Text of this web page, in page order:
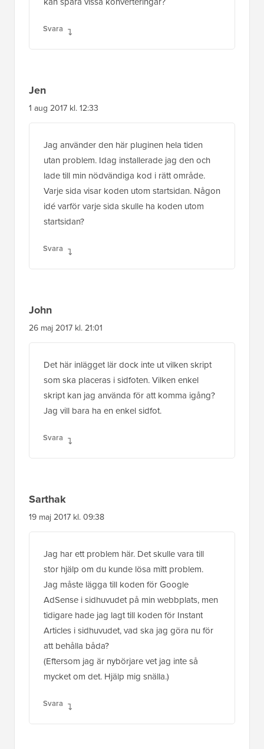
Svara
Jen
1 aug 2017 kl. 12:33
Jag använder den här pluginen hela tiden
utan problem. Idag installerade jag den och
lade till min nödvändiga kod i rätt område.
Varje sida visar koden utom startsidan. Någon
idé varför varje sida skulle ha koden utom
startsidan?
Svara
John
26 maj 2017 kl. 21:01
Det här inlägget lär dock inte ut vilken skript
som ska placeras i sidfoten. Vilken enkel
skript kan jag använda för att komma igång?
Jag vill bara ha en enkel sidfot.
Svara
Sarthak
19 maj 2017 kl. 09:38
Jag har ett problem här. Det skulle vara till
stor hjälp om du kunde lösa mitt problem.
Jag måste lägga till koden för Google
AdSense i sidhuvudet på min webbplats, men
tidigare hade jag lagt till koden för Instant
Articles i sidhuvudet, vad ska jag göra nu för
att behålla båda?
(Eftersom jag är nybörjare vet jag inte så
mycket om det. Hjälp mig snälla.)
Svara